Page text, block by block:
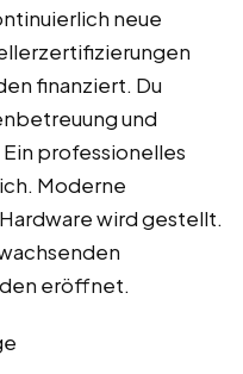
neue
finanziert. Du
und
professionelles
Moderne
wird gestellt.
eröffnet.